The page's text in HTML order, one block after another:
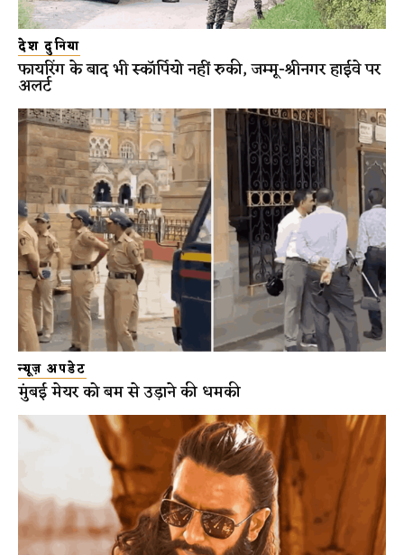
देश दुनिया
फायरिंग के बाद भी स्कॉर्पियो नहीं रुकी, जम्मू-श्रीनगर हाईवे पर
अलर्ट
न्यूज़ अपडेट
मुंबई मेयर को बम से उड़ाने की धमकी